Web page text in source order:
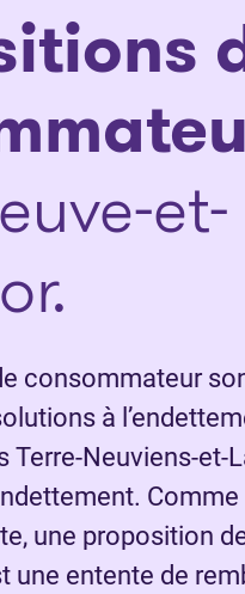
et-
consommateur
à
Terre-Neuviens-et-
une proposition
une entente de